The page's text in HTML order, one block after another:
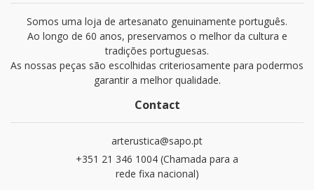
Somos uma loja de artesanato genuinamente português.
Ao longo de 60 anos, preservamos o melhor da cultura e
tradições portuguesas.
As nossas peças são escolhidas criteriosamente para podermos
garantir a melhor qualidade.
Contact
arterustica@sapo.pt
+351 21 346 1004 (Chamada para a
rede fixa nacional)